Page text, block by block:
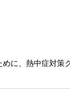
に、熱中症対策